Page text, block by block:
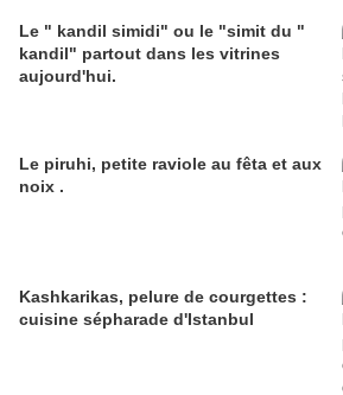
Le " kandil simidi" ou le "simit du "
kandil" partout dans les vitrines
aujourd'hui.
Le piruhi, petite raviole au fêta et aux
noix .
Kashkarikas, pelure de courgettes :
cuisine sépharade d'Istanbul